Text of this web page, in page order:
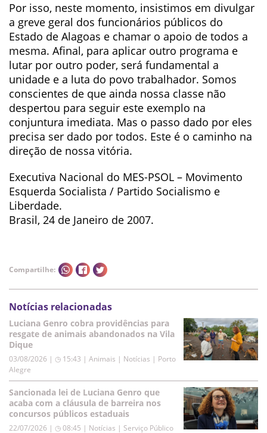
Por isso, neste momento, insistimos em divulgar
a greve geral dos funcionários públicos do
Estado de Alagoas e chamar o apoio de todos a
mesma. Afinal, para aplicar outro programa e
lutar por outro poder, será fundamental a
unidade e a luta do povo trabalhador. Somos
conscientes de que ainda nossa classe não
despertou para seguir este exemplo na
conjuntura imediata. Mas o passo dado por eles
precisa ser dado por todos. Este é o caminho na
direção de nossa vitória.
Executiva Nacional do MES-PSOL – Movimento
Esquerda Socialista / Partido Socialismo e
Liberdade.
Brasil, 24 de Janeiro de 2007.
Compartilhe:
Notícias relacionadas
Luciana Genro cobra providências para
resgate de animais abandonados na Vila
Dique
03/08/2026 | ◷ 15:43 | Animais | Notícias | Porto
Alegre
Sancionada lei de Luciana Genro que
acaba com a cláusula de barreira nos
concursos públicos estaduais
22/07/2026 | ◷ 08:45 | Notícias | Serviço Público